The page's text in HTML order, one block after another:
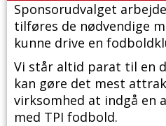
Sponsorudvalget
tilføres de nødvendige
kunne drive en
Vi står altid parat til en
kan gøre det mest
virksomhed at indgå en
med TPI fodbold.